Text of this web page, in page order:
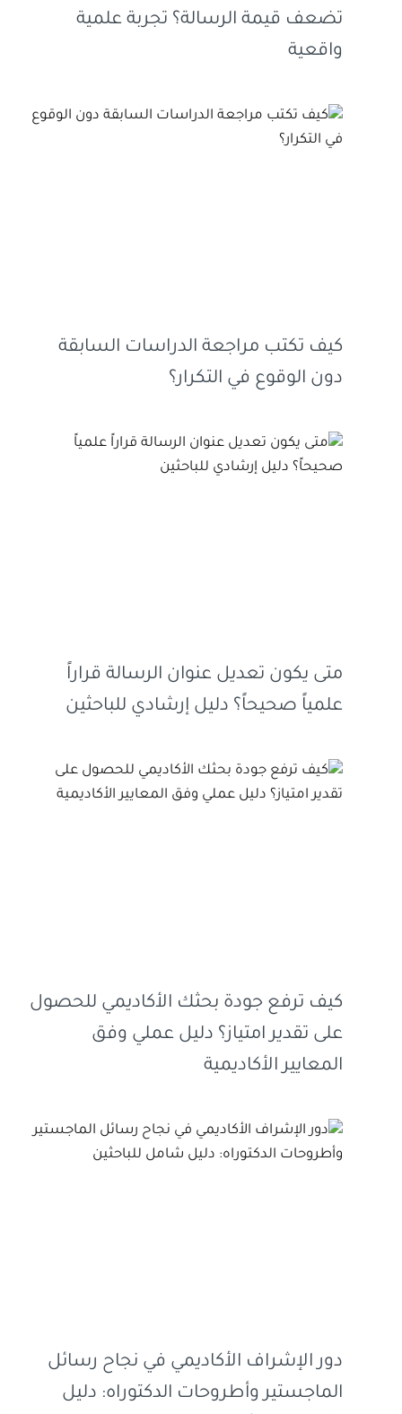
تضعف قيمة الرسالة؟ تجربة علمية
واقعية
كيف تكتب مراجعة الدراسات السابقة
دون الوقوع في التكرار؟
متى يكون تعديل عنوان الرسالة قراراً
علمياً صحيحاً؟ دليل إرشادي للباحثين
كيف ترفع جودة بحثك الأكاديمي للحصول
على تقدير امتياز؟ دليل عملي وفق
المعايير الأكاديمية
دور الإشراف الأكاديمي في نجاح رسائل
الماجستير وأطروحات الدكتوراه: دليل